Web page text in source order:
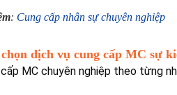
: Cung cấp nhân sự chuyên nghiệp
dịch vụ cung cấp MC sự
MC chuyên nghiệp theo từng